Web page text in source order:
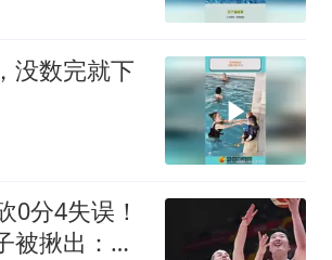
没数完就下
0分4失误！
被揪出：宫